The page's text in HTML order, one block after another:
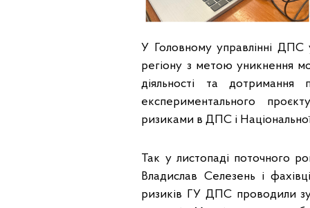
У Головному управлінні ДПС
регіону з метою уникнення
діяльності та дотримання
експериментального
ризиками в ДПС і
Так у листопаді поточного
Владислав Селезень і
ризиків ГУ ДПС проводили